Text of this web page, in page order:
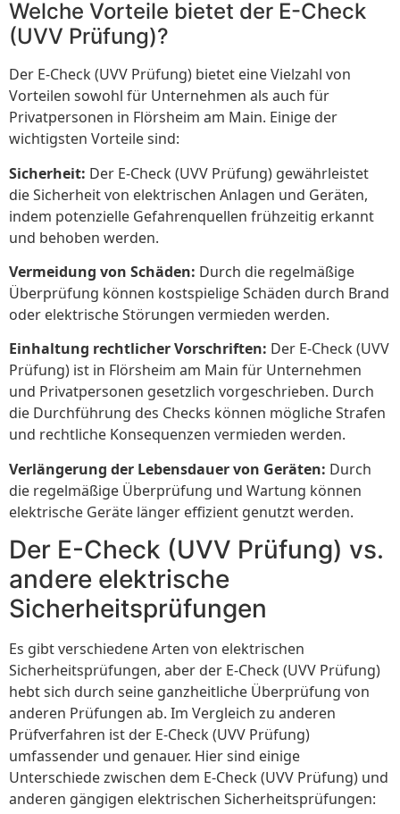
Welche Vorteile bietet der E-Check
(UVV Prüfung)?
Der E-Check (UVV Prüfung) bietet eine Vielzahl von
Vorteilen sowohl für Unternehmen als auch für
Privatpersonen in Flörsheim am Main. Einige der
wichtigsten Vorteile sind:
Sicherheit: Der E-Check (UVV Prüfung) gewährleistet
die Sicherheit von elektrischen Anlagen und Geräten,
indem potenzielle Gefahrenquellen frühzeitig erkannt
und behoben werden.
Vermeidung von Schäden: Durch die regelmäßige
Überprüfung können kostspielige Schäden durch Brand
oder elektrische Störungen vermieden werden.
Einhaltung rechtlicher Vorschriften: Der E-Check (UVV
Prüfung) ist in Flörsheim am Main für Unternehmen
und Privatpersonen gesetzlich vorgeschrieben. Durch
die Durchführung des Checks können mögliche Strafen
und rechtliche Konsequenzen vermieden werden.
Verlängerung der Lebensdauer von Geräten: Durch
die regelmäßige Überprüfung und Wartung können
elektrische Geräte länger effizient genutzt werden.
Der E-Check (UVV Prüfung) vs.
andere elektrische
Sicherheitsprüfungen
Es gibt verschiedene Arten von elektrischen
Sicherheitsprüfungen, aber der E-Check (UVV Prüfung)
hebt sich durch seine ganzheitliche Überprüfung von
anderen Prüfungen ab. Im Vergleich zu anderen
Prüfverfahren ist der E-Check (UVV Prüfung)
umfassender und genauer. Hier sind einige
Unterschiede zwischen dem E-Check (UVV Prüfung) und
anderen gängigen elektrischen Sicherheitsprüfungen: